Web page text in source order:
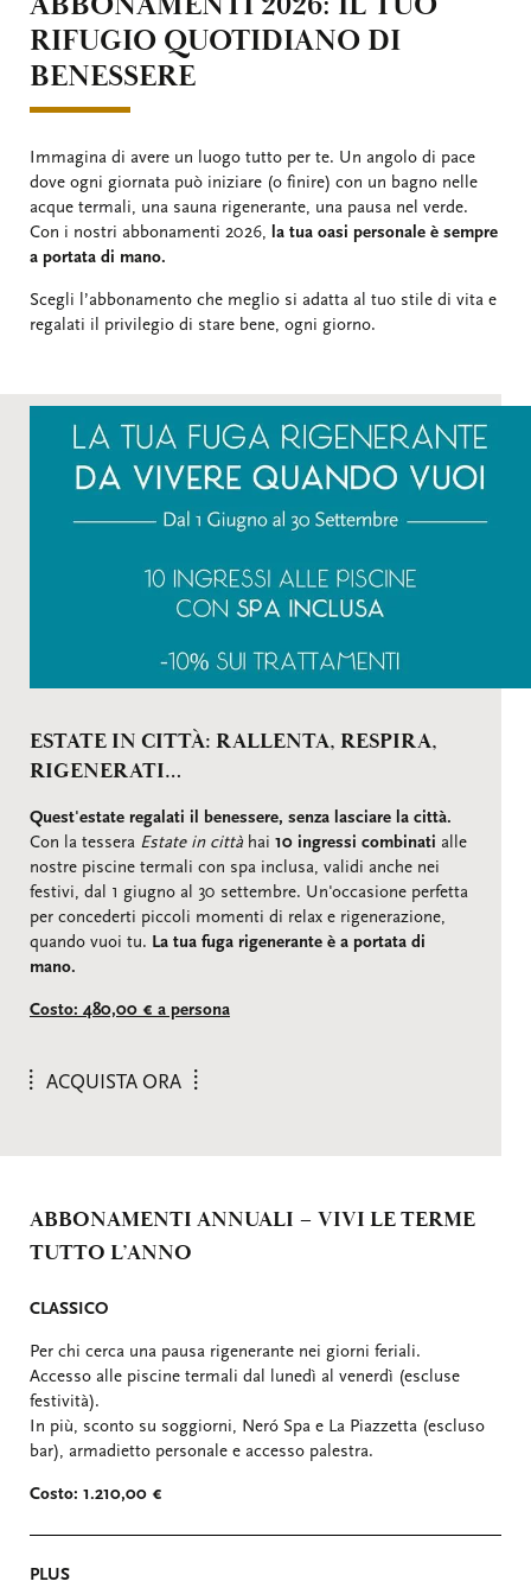
RIFUGIO QUOTIDIANO DI
BENESSERE
Immagina di avere un luogo tutto per te. Un angolo di pace
dove ogni giornata può iniziare (o finire) con un bagno nelle
acque termali, una sauna rigenerante, una pausa nel verde.
Con i nostri abbonamenti 2026, la tua oasi personale è sempre
a portata di mano.
Scegli l’abbonamento che meglio si adatta al tuo stile di vita e
regalati il privilegio di stare bene, ogni giorno.
ESTATE IN CITTÀ: RALLENTA, RESPIRA,
RIGENERATI…
Quest'estate regalati il benessere, senza lasciare la città.
Con la tessera Estate in cittàhai 10 ingressi combinati alle
nostre piscine termali con spa inclusa, validi anche nei
festivi, dal 1 giugno al 30 settembre. Un'occasione perfetta
per concederti piccoli momenti di relax e rigenerazione,
quando vuoi tu. La tua fuga rigenerante è a portata di
mano.
Costo: 480,00 € a persona
ACQUISTA ORA
ABBONAMENTI ANNUALI – VIVI LE TERME
TUTTO L’ANNO
CLASSICO
Per chi cerca una pausa rigenerante nei giorni feriali.
Accesso alle piscine termali dal lunedì al venerdì (escluse
festività).
In più, sconto su soggiorni, Neró Spa e La Piazzetta (escluso
bar), armadietto personale e accesso palestra.
Costo: 1.210,00 €
PLUS